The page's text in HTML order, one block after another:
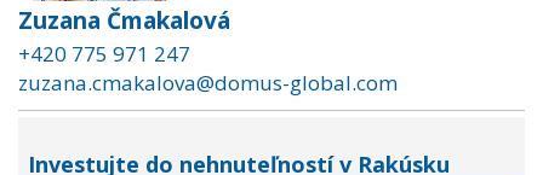
Zuzana Čmakalová
+420 775 971 247
zuzana.cmakalova@domus-global.com
Investujte do nehnuteľností v Rakúsku